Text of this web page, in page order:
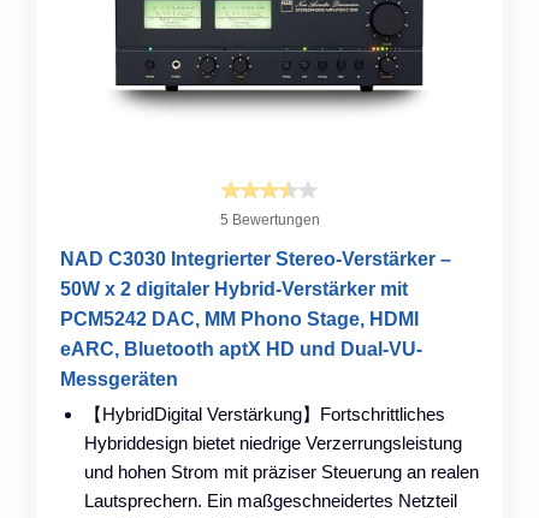
5 Bewertungen
NAD C3030 Integrierter Stereo-Verstärker –
50W x 2 digitaler Hybrid-Verstärker mit
PCM5242 DAC, MM Phono Stage, HDMI
eARC, Bluetooth aptX HD und Dual-VU-
Messgeräten
【HybridDigital Verstärkung】Fortschrittliches
Hybriddesign bietet niedrige Verzerrungsleistung
und hohen Strom mit präziser Steuerung an realen
Lautsprechern. Ein maßgeschneidertes Netzteil